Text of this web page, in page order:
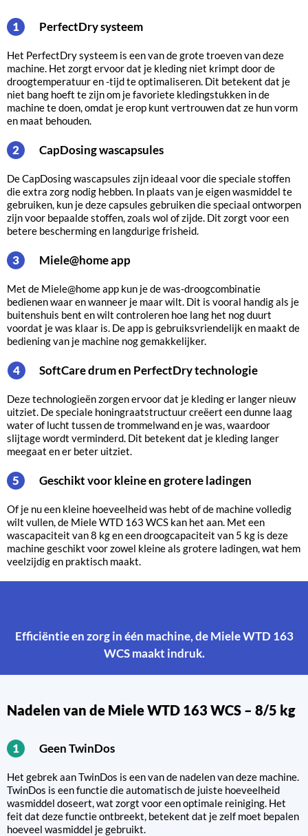
1 PerfectDry systeem
Het PerfectDry systeem is een van de grote troeven van deze
machine. Het zorgt ervoor dat je kleding niet krimpt door de
droogtemperatuur en -tijd te optimaliseren. Dit betekent dat je
niet bang hoeft te zijn om je favoriete kledingstukken in de
machine te doen, omdat je erop kunt vertrouwen dat ze hun vorm
en maat behouden.
2 CapDosing wascapsules
De CapDosing wascapsules zijn ideaal voor die speciale stoffen
die extra zorg nodig hebben. In plaats van je eigen wasmiddel te
gebruiken, kun je deze capsules gebruiken die speciaal ontworpen
zijn voor bepaalde stoffen, zoals wol of zijde. Dit zorgt voor een
betere bescherming en langdurige frisheid.
3 Miele@home app
Met de Miele@home app kun je de was-droogcombinatie
bedienen waar en wanneer je maar wilt. Dit is vooral handig als je
buitenshuis bent en wilt controleren hoe lang het nog duurt
voordat je was klaar is. De app is gebruiksvriendelijk en maakt de
bediening van je machine nog gemakkelijker.
4 SoftCare drum en PerfectDry technologie
Deze technologieën zorgen ervoor dat je kleding er langer nieuw
uitziet. De speciale honingraatstructuur creëert een dunne laag
water of lucht tussen de trommelwand en je was, waardoor
slijtage wordt verminderd. Dit betekent dat je kleding langer
meegaat en er beter uitziet.
5 Geschikt voor kleine en grotere ladingen
Of je nu een kleine hoeveelheid was hebt of de machine volledig
wilt vullen, de Miele WTD 163 WCS kan het aan. Met een
wascapaciteit van 8 kg en een droogcapaciteit van 5 kg is deze
machine geschikt voor zowel kleine als grotere ladingen, wat hem
veelzijdig en praktisch maakt.
Efficiëntie en zorg in één machine, de Miele WTD 163
WCS maakt indruk.
Nadelen van de Miele WTD 163 WCS – 8/5 kg
1 Geen TwinDos
Het gebrek aan TwinDos is een van de nadelen van deze machine.
TwinDos is een functie die automatisch de juiste hoeveelheid
wasmiddel doseert, wat zorgt voor een optimale reiniging. Het
feit dat deze functie ontbreekt, betekent dat je zelf moet bepalen
hoeveel wasmiddel je gebruikt.